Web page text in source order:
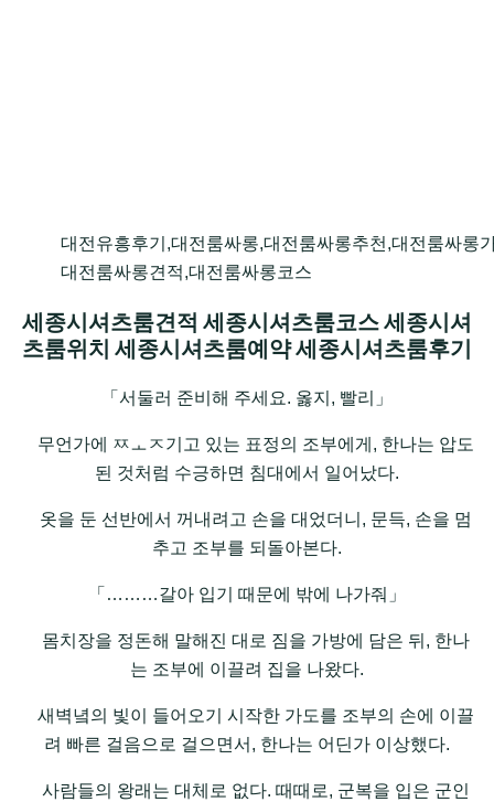
대전유흥후기,대전룸싸롱,대전룸싸롱추천,대전룸싸롱
대전룸싸롱견적,대전룸싸롱코스
세종시셔츠룸견적 세종시셔츠룸코스 세종시셔
츠룸위치 세종시셔츠룸예약 세종시셔츠룸후기
「서둘러 준비해 주세요. 옳지, 빨리」
무언가에 ㅤㅉㅗㅈ기고 있는 표정의 조부에게, 한나는 압도
된 것처럼 수긍하면 침대에서 일어났다.
옷을 둔 선반에서 꺼내려고 손을 대었더니, 문득, 손을 멈
추고 조부를 되돌아본다.
「………갈아 입기 때문에 밖에 나가줘」
몸치장을 정돈해 말해진 대로 짐을 가방에 담은 뒤, 한나
는 조부에 이끌려 집을 나왔다.
새벽녘의 빛이 들어오기 시작한 가도를 조부의 손에 이끌
려 빠른 걸음으로 걸으면서, 한나는 어딘가 이상했다.
사람들의 왕래는 대체로 없다. 때때로, 군복을 입은 군인